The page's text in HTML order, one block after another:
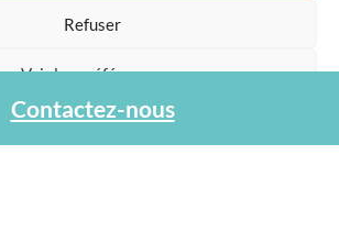
Refuser
Voir les préférences
Protection des données personnelles
47, rue de la Procession
Contactez-nous